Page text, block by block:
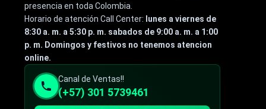
presencia en toda Colombia.
Horario de atención Call Center: lunes a viernes de
8:30 a. m. a 5:30 p. m. sabados de 9:00 a. m. a 1:00
p. m. Domingos y festivos no tenemos atencion
online.
Canal de Ventas!!
(+57) 301 5739461